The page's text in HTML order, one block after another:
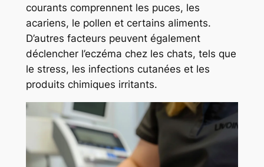
courants comprennent les puces, les
acariens, le pollen et certains aliments.
D’autres facteurs peuvent également
déclencher l’eczéma chez les chats, tels que
le stress, les infections cutanées et les
produits chimiques irritants.